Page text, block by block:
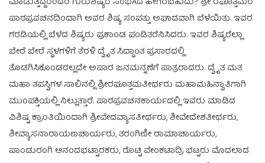
ಪಾಠಪ್ರವಚನದಿಂದಾಗಿ ಅವರ ಶಿಷ್ಯ ಸಂಪತ್ತು ಅಘಾದವಾಗಿ ಬೆಳೆಯಿತು. ಇವರ
ಗರಡಿಯಲ್ಲಿ ಬೆಳೆದ ಶಿಷ್ಯರು ಪ್ರಕಾಂಡ ಪಂಡಿತರೆನಿಸಿದರು. ಇವರ ಶಿಷ್ಯರೆಲ್ಲಾ
ಬೇರೆ ಬೇರೆ ಸ್ಥಳಗಳಿಗೆ ತೆರಳಿ ದ್ವೈತ ಸಿದ್ದಾಂತ ಪ್ರಸಾರದಲ್ಲಿ
ತೊಡಗಿಸಿಕೊಂಡರಲ್ಲದೇ ಅಪಾರ ಜನಮನ್ನಣೆಗೆ ಪಾತ್ರರಾದರು. ದ್ವೈತ ಮತ
ಮಹಾ ತಪಸ್ವಿಗಳ ಸಾಲಿನಲ್ಲಿ ಶ್ರೀರಘೂತ್ತಮತೀರ್ಥರು ಮಹಾಮಹಿನ್ವಾತಿಗಾಗಿ
ಮುಂಪಕ್ತಿಯಲ್ಲಿ ನಿಲ್ಲುತ್ತಾರೆ. ಪಾಠಪ್ರವಚನಕಾರ್ಯದಲ್ಲಿ ಇವರು ಮಾಡಿದ
ವಿಶಿಷ್ಟ ಕ್ರಾಂತಿಯಿಂದಾಗಿ ಶ್ರೀವೇದವ್ಯಾಸತೀರ್ಥರು, ಶೀವೇದೇಶತೀರ್ಥರು,
ಶೀವ್ಯಾಸನಾರಾಯಣಚಾರ್ಯರು, ತರಂಗಿಣೀ ರಾಮಾಚಾರ್ಯರು,
ಪಾಂಡುರಂಗಿ ಆನಂದಭಟ್ಟಾರಕರು, ರೊಟ್ಟಿ ವೇಂಕಟಾದ್ರಿ ಭಟ್ಟರು ಮೊದಲಾದ